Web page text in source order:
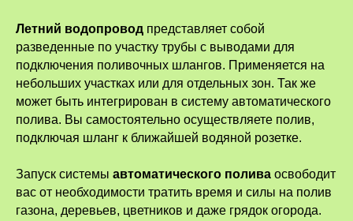
Летний водопровод представляет собой
разведенные по участку трубы с выводами для
подключения поливочных шлангов. Применяется на
небольших участках или для отдельных зон. Так же
может быть интегрирован в систему автоматического
полива. Вы самостоятельно осуществляете полив,
подключая шланг к ближайшей водяной розетке.
Запуск системы автоматического полива освободит
вас от необходимости тратить время и силы на полив
газона, деревьев, цветников и даже грядок огорода.